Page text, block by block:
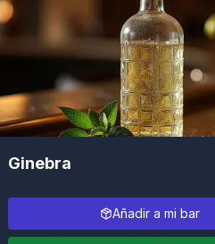
Ginebra
Añadir a mi bar